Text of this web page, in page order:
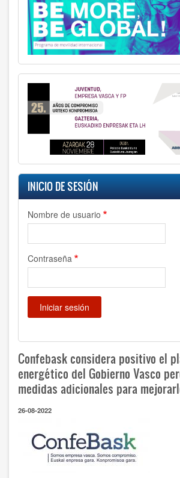
INICIO DE SESIÓN
Nombre de usuario
Contraseña
Confebask considera positivo el
energético del Gobierno Vasco
medidas adicionales para
26-08-2022